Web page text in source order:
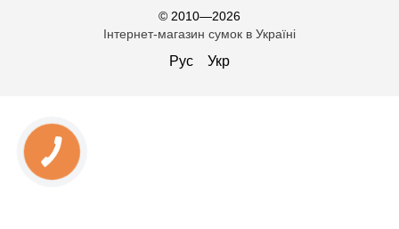
© 2010—2026
Інтернет-магазин сумок в Україні
Рус Укр